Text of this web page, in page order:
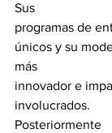
Sus
programas de
únicos y su
más
innovador e
involucrados.
Posteriormente